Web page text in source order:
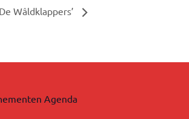
Wâldklappers’
Agenda